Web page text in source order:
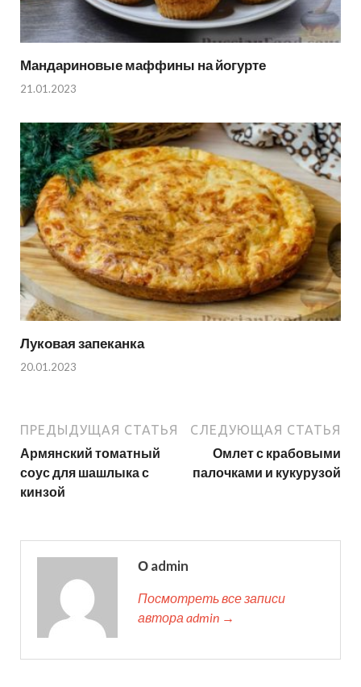
Мандариновые маффины на йогурте
21.01.2023
Луковая запеканка
20.01.2023
ПРЕДЫДУЩАЯ СТАТЬЯ
Армянский томатный
соус для шашлыка с
кинзой
СЛЕДУЮЩАЯ СТАТЬЯ
Омлет с крабовыми
палочками и кукурузой
О admin
Посмотреть все записи
автора admin →